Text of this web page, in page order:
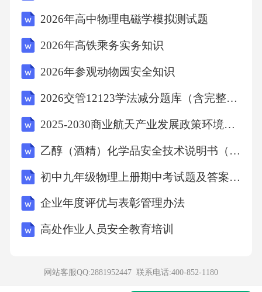
(2)若NAED=a,求NBDE的度数(用含a的式子表
示)；
【柘展研究】如图③，在边长为10的正方形AB-
CD中，点E,F分别是边AB.BC上的动点.且满足A
E二BF,AF
与DE交于点O,点M是DF的中点，G是边AB上的
点，若点G是AB的中点，直接写出2OM+FG的
最小值.
第1课时正方形的性质
1.C2.C3.D4.22.5°
2026年高中物理电磁学模拟测试题
2026年高铁乘务实务知识
2026年参观动物园安全知识
2026交管12123学法减分题库（含完整答案解析全国）
2025-2030商业航天产业发展政策环境与市场增长空间报告
乙醇（酒精）化学品安全技术说明书（MSDS-SDS）
初中九年级物理上册期中考试题及答案【完整版】
企业年度评优与表彰管理办法
高处作业人员安全教育培训
网站客服QQ:2881952447 联系电话:400-852-1180